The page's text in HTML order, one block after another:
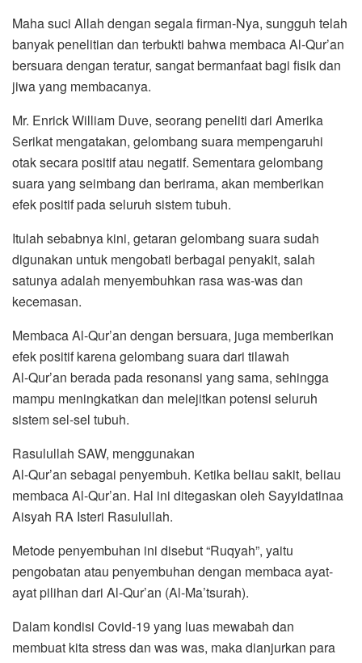
Maha suci Allah dengan segala firman-Nya, sungguh telah
banyak penelitian dan terbukti bahwa membaca Al-Qur’an
bersuara dengan teratur, sangat bermanfaat bagi fisik dan
jiwa yang membacanya.
Mr. Enrick William Duve, seorang peneliti dari Amerika
Serikat mengatakan, gelombang suara mempengaruhi
otak secara positif atau negatif. Sementara gelombang
suara yang seimbang dan berirama, akan memberikan
efek positif pada seluruh sistem tubuh.
Itulah sebabnya kini, getaran gelombang suara sudah
digunakan untuk mengobati berbagai penyakit, salah
satunya adalah menyembuhkan rasa was-was dan
kecemasan.
Membaca Al-Qur’an dengan bersuara, juga memberikan
efek positif karena gelombang suara dari tilawah
Al-Qur’an berada pada resonansi yang sama, sehingga
mampu meningkatkan dan melejitkan potensi seluruh
sistem sel-sel tubuh.
Rasulullah SAW, menggunakan
Al-Qur’an sebagai penyembuh. Ketika beliau sakit, beliau
membaca Al-Qur’an. Hal ini ditegaskan oleh Sayyidatinaa
Aisyah RA Isteri Rasulullah.
Metode penyembuhan ini disebut “Ruqyah”, yaitu
pengobatan atau penyembuhan dengan membaca ayat-
ayat pilihan dari Al-Qur’an (Al-Ma’tsurah).
Dalam kondisi Covid-19 yang luas mewabah dan
membuat kita stress dan was was, maka dianjurkan para